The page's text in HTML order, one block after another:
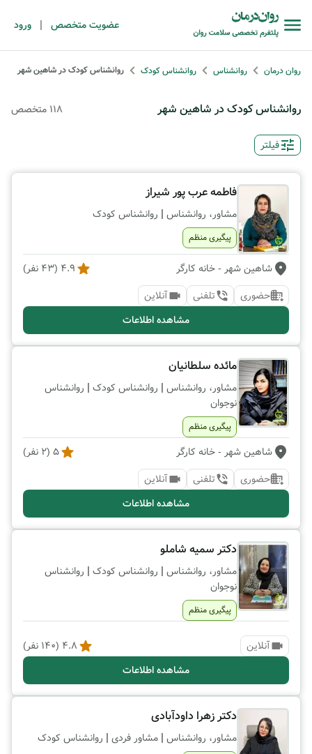
عضویت متخصص | ورود
روان درمان روانشناس روانشناس کودک روانشناس کودک در شاهین شهر
روانشناس کودک در شاهین شهر 118 متخصص
فیلتر
فاطمه عرب پور شیراز
مشاور، روانشناس | روانشناس کودک
پیگیری منظم
شاهین شهر - خانه کارگر 4.9
(
43 نفر)
حضوری
تلفنی
آنلاین
مشاهده اطلاعات
مائده سلطانیان
مشاور، روانشناس | روانشناس کودک | روانشناس
نوجوان
پیگیری منظم
شاهین شهر - خانه کارگر 5
(
2 نفر)
حضوری
تلفنی
آنلاین
مشاهده اطلاعات
دکتر سمیه شاملو
مشاور، روانشناس | روانشناس کودک | روانشناس
نوجوان
پیگیری منظم
آنلاین 4.8
(
140 نفر)
مشاهده اطلاعات
دکتر زهرا داودآبادی
مشاور، روانشناس | مشاور فردی | روانشناس کودک